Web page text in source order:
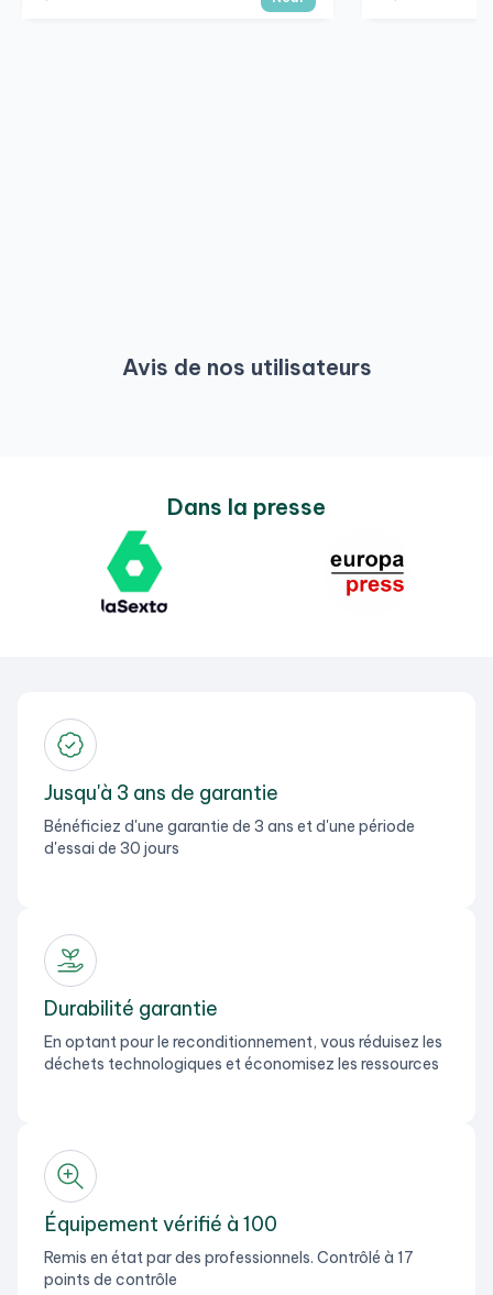
Avis de nos utilisateurs
Dans la presse
Jusqu'à 3 ans de garantie
Bénéficiez d'une garantie de 3 ans et d'une période
d'essai de 30 jours
Durabilité garantie
En optant pour le reconditionnement, vous réduisez les
déchets technologiques et économisez les ressources
Équipement vérifié à 100
Remis en état par des professionnels. Contrôlé à 17
points de contrôle